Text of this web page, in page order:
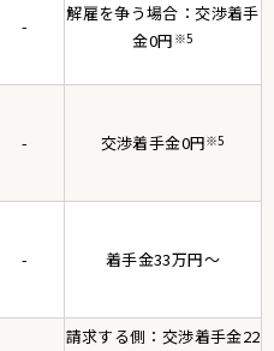
-
解雇を争う場合：交渉着手
金0円 ※5
- 交渉着手金0円※5
- 着手金33万円〜
請求する側：交渉着手金22